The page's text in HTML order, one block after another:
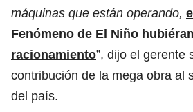
máquinas que están operando,
Fenómeno de El Niño
racionamiento”, dijo el gerente
contribución de la mega obra al
del país.